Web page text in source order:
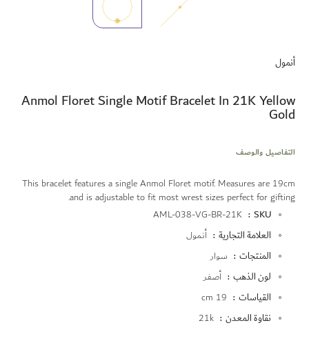
إلى
بداية
الصور
أنمول
Anmol Floret Single Motif Bracelet In 21K Yellow
Gold
التفاصيل والوصف
This bracelet features a single Anmol Floret motif. Measures are 19cm
and is adjustable to fit most wrest sizes perfect for gifting.
المزيد
المعلومات
SKU
AML-038-VG-BR-21K
العلامة التجارية
أنمول
المنتجات
سوار
لون الذهب
أصفر
القياسات
19 cm
نقاوة المعدن
21k